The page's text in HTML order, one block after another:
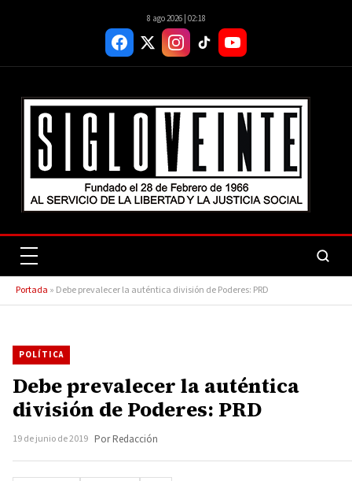
8 ago 2026 | 02:18
Portada » Debe prevalecer la auténtica división de Poderes: PRD
POLÍTICA
Debe prevalecer la auténtica
división de Poderes: PRD
19 de junio de 2019 Por Redacción